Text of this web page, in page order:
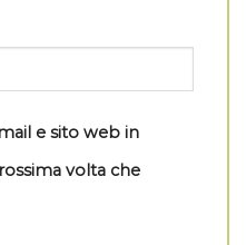
e sito web in
volta che